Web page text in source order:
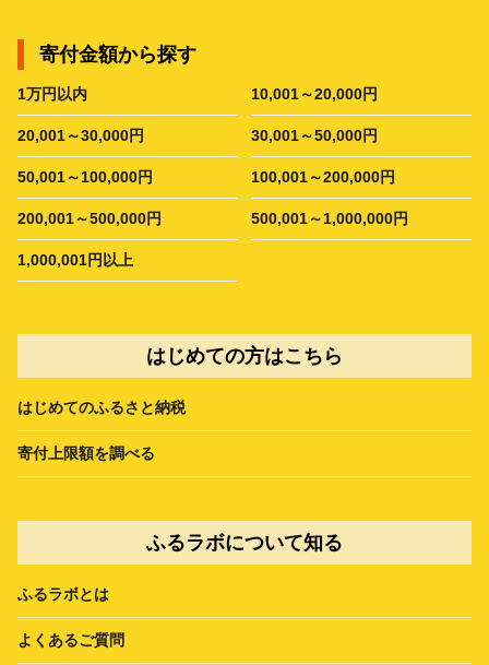
寄付金額から探す
1万円以内 10,001～20,000円
20,001～30,000円 30,001～50,000円
50,001～100,000円 100,001～200,000円
200,001～500,000円 500,001～1,000,000円
1,000,001円以上
はじめての方はこちら
はじめてのふるさと納税
寄付上限額を調べる
ふるラボについて知る
ふるラボとは
よくあるご質問